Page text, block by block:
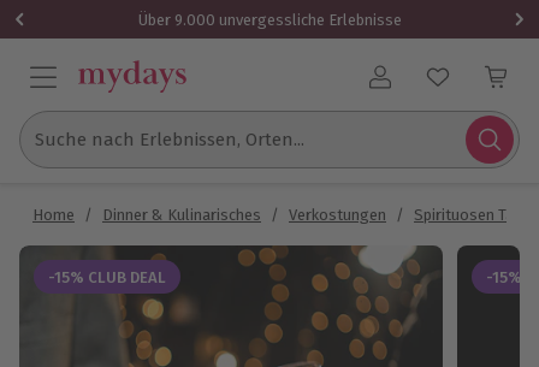
Über 9.000 unvergessliche Erlebnisse
Benutzerkonto
Suche nach Erlebnissen, Orten...
Home / Dinner & Kulinarisches / Verkostungen / Spirituosen
-15% CLUB DEAL -15%